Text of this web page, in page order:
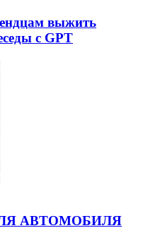
выжить
с GPT
АВТОМОБИЛЯ